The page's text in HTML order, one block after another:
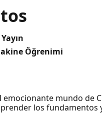
Öğrenimi
emocionante mundo de
los fundamentos